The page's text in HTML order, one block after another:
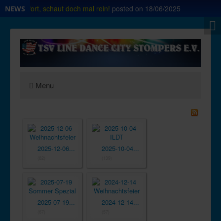
NEWS
ab sofort, schaut doch mal rein! posted on 18/06/2025
Menu
2025-12-06... 2025-10-04...
2025-07-19... 2024-12-14...